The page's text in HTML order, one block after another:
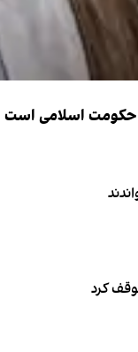
حکومت اسلامی است
کرد